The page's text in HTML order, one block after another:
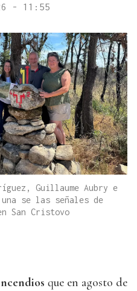
- 11:55
Guillaume Aubry e
se las señales de
San Cristovo
que en agosto de